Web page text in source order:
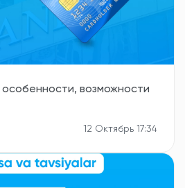
возможности
12 Октябрь 17:34